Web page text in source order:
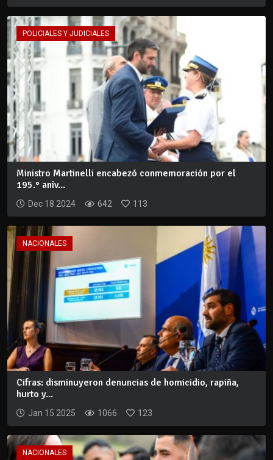
POLICIALES Y JUDICIALES
Ministro Martinelli encabezó conmemoración por el
195.° aniv...
Dec 18 2024 642 113
NACIONALES
Cifras: disminuyeron denuncias de homicidio, rapiña,
hurto y...
Jan 15 2025 1066 123
NACIONALES